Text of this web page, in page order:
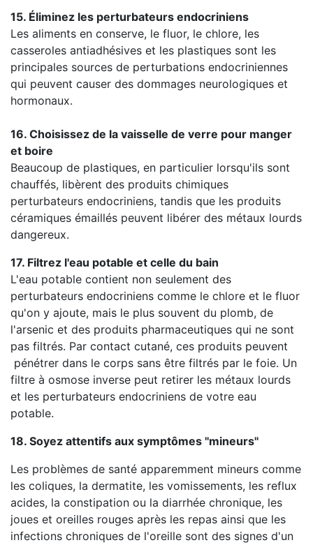
15. Éliminez les perturbateurs endocriniens
Les aliments en conserve, le fluor, le chlore, les
casseroles antiadhésives et les plastiques sont les
principales sources de perturbations endocriniennes
qui peuvent causer des dommages neurologiques et
hormonaux.
16. Choisissez de la vaisselle de verre pour manger
et boire
Beaucoup de plastiques, en particulier lorsqu'ils sont
chauffés, libèrent des produits chimiques
perturbateurs endocriniens, tandis que les produits
céramiques émaillés peuvent libérer des métaux lourds
dangereux.
17. Filtrez l'eau potable et celle du bain
L'eau potable contient non seulement des
perturbateurs endocriniens comme le chlore et le fluor
qu'on y ajoute, mais le plus souvent du plomb, de
l'arsenic et des produits pharmaceutiques qui ne sont
pas filtrés. Par contact cutané, ces produits peuvent
pénétrer dans le corps sans être filtrés par le foie. Un
filtre à osmose inverse peut retirer les métaux lourds
et les perturbateurs endocriniens de votre eau
potable.
18. Soyez attentifs aux symptômes ''mineurs''
Les problèmes de santé apparemment mineurs comme
les coliques, la dermatite, les vomissements, les reflux
acides, la constipation ou la diarrhée chronique, les
joues et oreilles rouges après les repas ainsi que les
infections chroniques de l'oreille sont des signes d'un